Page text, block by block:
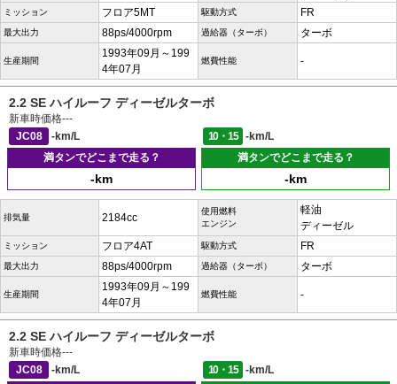
ミッション フロア5MT 駆動方式 FR
最大出力 88ps/4000rpm 過給器（ターボ） ターボ
生産期間
1993年09月～199
4年07月
燃費性能 -
2.2 SE ハイルーフ ディーゼルターボ
新車時価格---
JC08
-km/L 10・15
-km/L
満タンでどこまで走る？
-km
満タンでどこまで走る？
-km
排気量 2184cc
使用燃料
エンジン
軽油
ディーゼル
ミッション フロア4AT 駆動方式 FR
最大出力 88ps/4000rpm 過給器（ターボ） ターボ
生産期間
1993年09月～199
4年07月
燃費性能 -
2.2 SE ハイルーフ ディーゼルターボ
新車時価格---
JC08
-km/L 10・15
-km/L